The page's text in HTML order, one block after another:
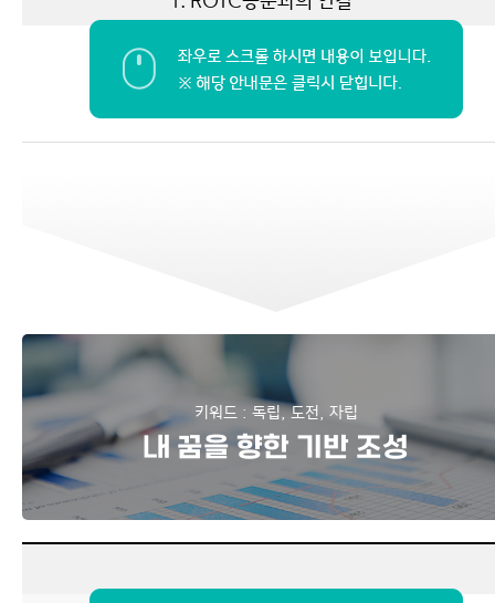
명문대 + 학군단 조합의 시너지
키워드 : 독립, 도전, 자립
내 꿈을 향한 기반 조성